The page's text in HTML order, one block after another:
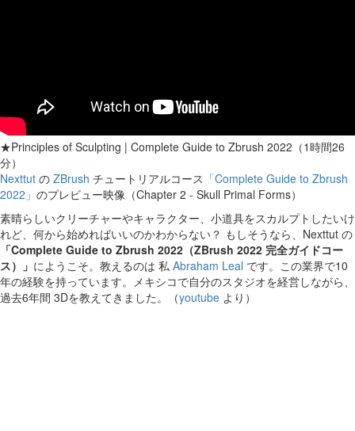
★Principles of Sculpting | Complete Guide to Zbrush 2022（1時間26
分）
Nexttut の ZBrush チュートリアルコース 「Complete Guide to Zbrush
2022」 のプレビュー映像（Chapter 2 - Skull Primal Forms）
素晴らしいクリーチャーやキャラクター、小道具をスカルプトしたいけ
れど、何から始めればいいのかわからない？ もしそうなら、Nexttut の
「Complete Guide to Zbrush 2022（ZBrush 2022 完全ガイドコー
ス）」 にようこそ。教えるのは 私 Abraham Leal です。この業界で10
年の経験を持っています。メキシコで自分のスタジオを経営しながら、
過去6年間 3Dを教えてきました。（youtube より）